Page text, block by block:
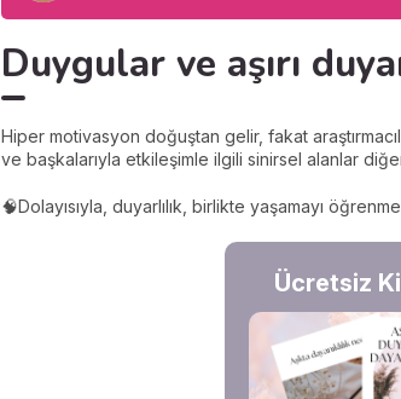
Duygular ve aşırı
Hiper motivasyon doğuştan gelir, fakat
ve başkalarıyla etkileşimle ilgili sinirsel alanlar
🧠Dolayısıyla, duyarlılık, birlikte yaşamayı
Ücretsiz